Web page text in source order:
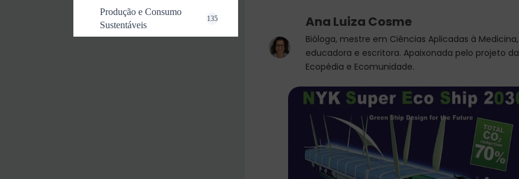
Produção e Consumo
Sustentáveis
135 Ana Luiza Cosme
Bióloga, mestre em Ciências Aplicadas à Medicina,
educadora e escritora. Apaixonada pelo projeto da
Ecopédia e Ecomunidade.